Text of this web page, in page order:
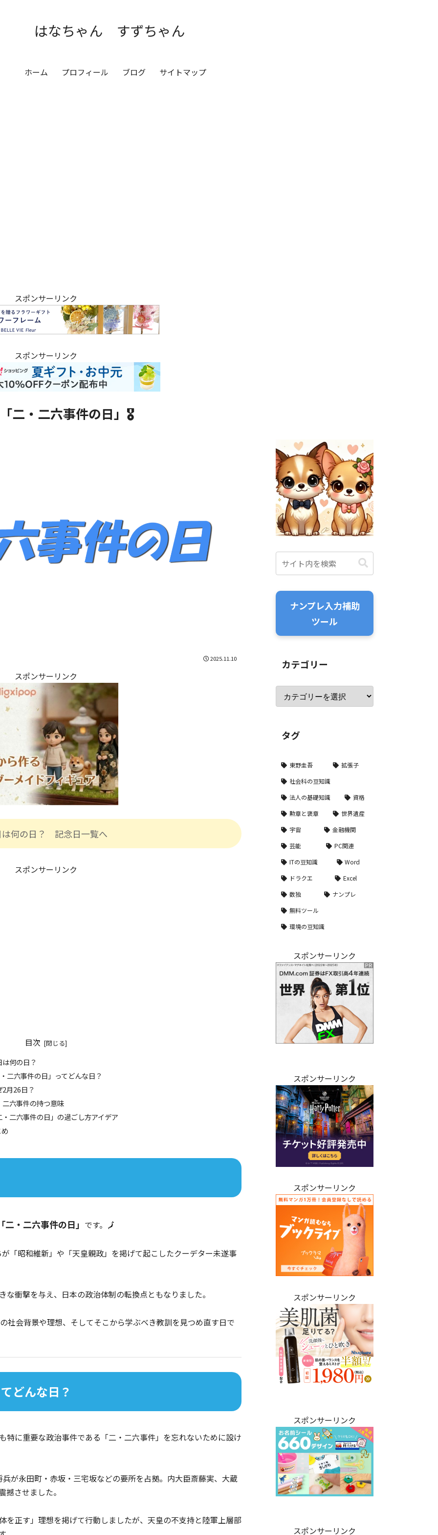
はなちゃん すずちゃん
ホーム プロフィール ブログ サイトマップ
スポンサーリンク
スポンサーリンク
二・二六事件の日」🎖️
2025.11.10
スポンサーリンク
は何の日？ 記念日一覧へ
スポンサーリンク
目次
何の日？
二六事件の日」ってどんな日？
2月26日？
二六事件の持つ意味
二六事件の日」の過ごし方アイデア
二・二六事件の日」 です。🗾
「昭和維新」や「天皇親政」を掲げて起こしたクーデター未遂事
衝撃を与え、日本の政治体制の転換点ともなりました。
社会背景や理想、そしてそこから学ぶべき教訓を見つめ直す日で
どんな日？
特に重要な政治事件である「二・二六事件」を忘れないために設け
が永田町・赤坂・三宅坂などの要所を占拠。内大臣斎藤実、大蔵
させました。
を正す」理想を掲げて行動しましたが、天皇の不支持と陸軍上層部
ナンプレ入力補助
ツール
カテゴリー
タグ
東野圭吾
拡張子
社会科の豆知識
法人の基礎知識
資格
勲章と褒章
世界遺産
宇宙
金融機関
芸能
PC関連
ITの豆知識
Word
ドラクエ
Excel
数独
ナンプレ
無料ツール
環境の豆知識
スポンサーリンク
スポンサーリンク
スポンサーリンク
スポンサーリンク
スポンサーリンク
スポンサーリンク